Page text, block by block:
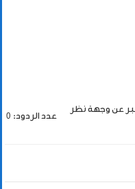
عن وجهة نظر
عدد الردود: 0